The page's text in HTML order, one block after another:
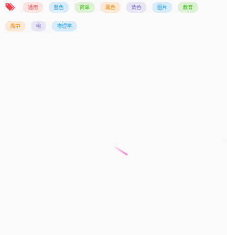
通用 蓝色 简单 黑色 黄色 图片 教育
高中 电 物理学